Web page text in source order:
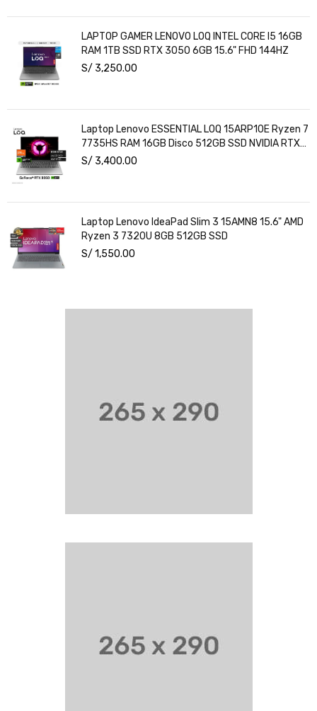
LAPTOP GAMER LENOVO LOQ INTEL CORE I5 16GB
RAM 1TB SSD RTX 3050 6GB 15.6" FHD 144HZ
S/ 3,250.00
Laptop Lenovo ESSENTIAL LOQ 15ARP10E Ryzen 7
7735HS RAM 16GB Disco 512GB SSD NVIDIA RTX
3050 6GB 15.6" FHD Windows 11
S/ 3,400.00
Laptop Lenovo IdeaPad Slim 3 15AMN8 15.6" AMD
Ryzen 3 7320U 8GB 512GB SSD
S/ 1,550.00